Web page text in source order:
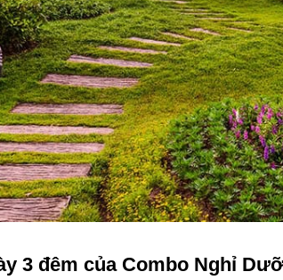
3 đêm của Combo Nghỉ